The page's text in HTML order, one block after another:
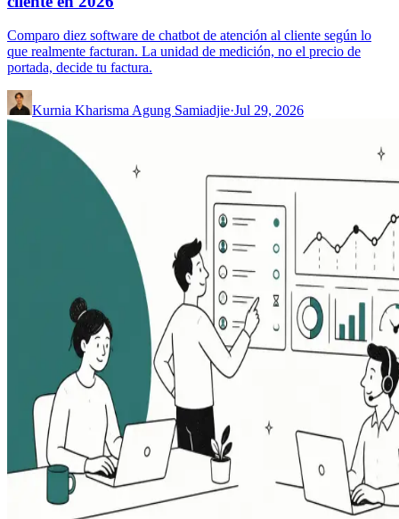
Comparo diez software de chatbot de atención al cliente según lo
que realmente facturan. La unidad de medición, no el precio de
portada, decide tu factura.
Kurnia Kharisma Agung Samiadjie·Jul 29, 2026